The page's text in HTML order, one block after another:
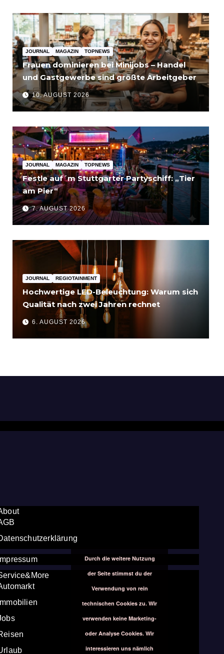
JOURNAL MAGAZIN TOPNEWS
Frauen dominieren bei Minijobs – Handel
und Gastgewerbe sind größte Arbeitgeber
10. AUGUST 2026
JOURNAL MAGAZIN TOPNEWS
Festle auf´m Stuttgarter Partyschiff: „Tier
am Pier“
7. AUGUST 2026
JOURNAL REGIOTAINMENT
Hochwertige LED-Beleuchtung: Warum sich
Qualität nach zwei Jahren rechnet
6. AUGUST 2026
Durch die weitere Nutzung
der Seite stimmst du der
Verwendung von rein
technischen Cookies zu. Wir
verwenden keine Marketing-
oder Analyse Cookies. Wir
interessieren uns nämlich